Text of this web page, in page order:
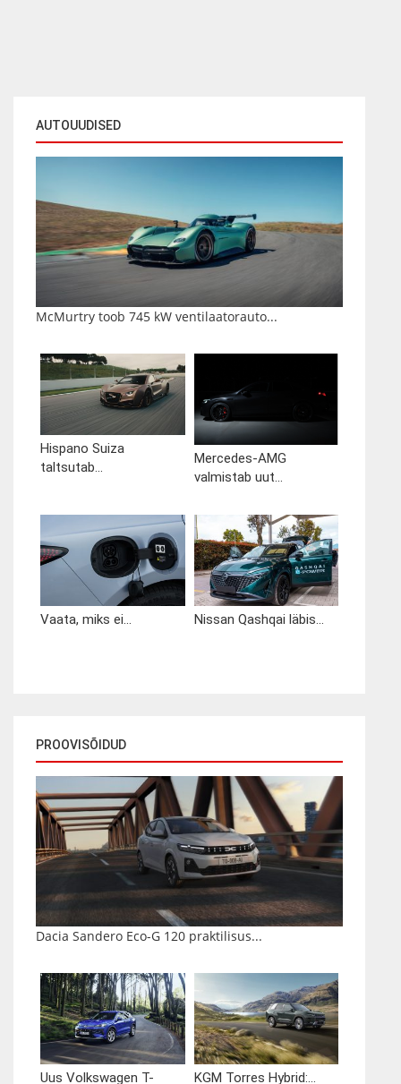
AUTOUUDISED
McMurtry toob 745 kW ventilaatorauto...
Hispano Suiza
taltsutab...
Mercedes-AMG
valmistab uut...
Vaata, miks ei... Nissan Qashqai läbis...
PROOVISÕIDUD
Dacia Sandero Eco-G 120 praktilisus...
Uus Volkswagen T- KGM Torres Hybrid:...